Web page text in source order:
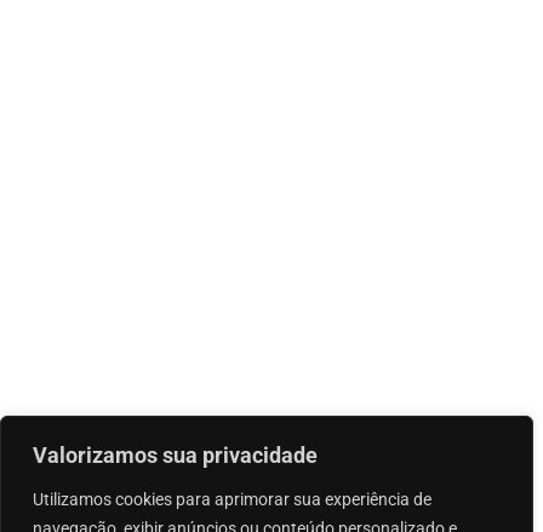
Valorizamos sua privacidade
Utilizamos cookies para aprimorar sua experiência de